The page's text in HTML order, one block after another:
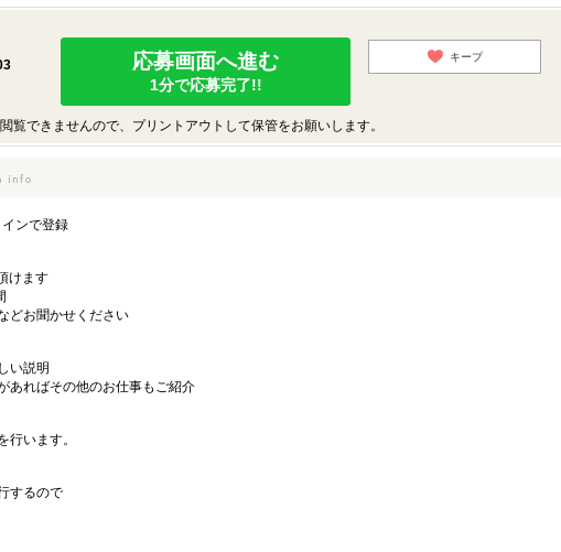
応募画面へ進む
1分で応募完了!!
キープ
覧できませんので、プリントアウトして保管をお願いします。
インで登録
けます
どお聞かせください
い説明
あればその他のお仕事もご紹介
行います。
するので